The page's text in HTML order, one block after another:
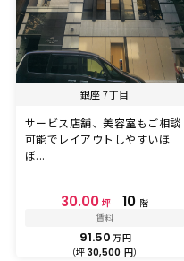
銀座 7丁目
サービス店舗、美容室もご相談
可能でレイアウトしやすいほ
ぼ...
30.00 坪 10 階
賃料
91.50 万円
（坪 30,500 円）